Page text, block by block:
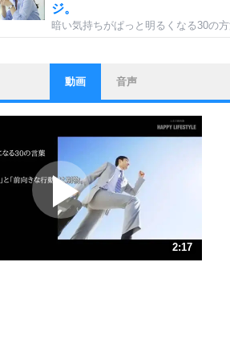
ジ。
暗い気持ちがぱっと明るくなる30の
ストレス対策
他人と比べない。
いっそのこと、他人を見ない。
いらいらしない人になる30の方法
ポジティブになれない原因は、
しないから。
ポジティブ思考になる30の方法
ストレス対策
動画 音声
2:17